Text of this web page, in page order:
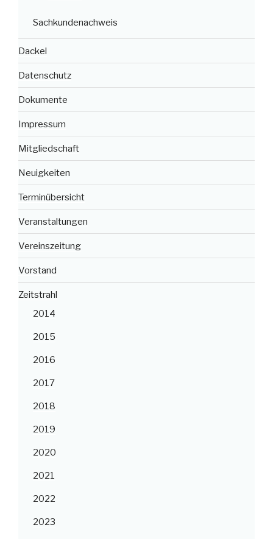
Sachkundenachweis
Dackel
Datenschutz
Dokumente
Impressum
Mitgliedschaft
Neuigkeiten
Terminübersicht
Veranstaltungen
Vereinszeitung
Vorstand
Zeitstrahl
2014
2015
2016
2017
2018
2019
2020
2021
2022
2023